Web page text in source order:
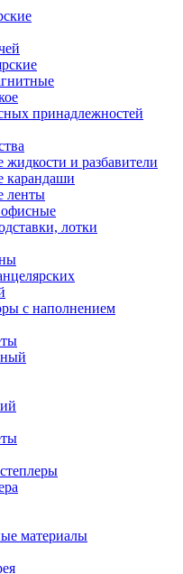
принадлежностей
и разбавители
карандаши
ленты
лотки
с наполнением
материалы